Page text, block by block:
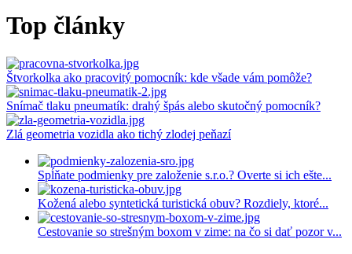
Top články
Štvorkolka ako pracovitý pomocník: kde všade vám pomôže?
Snímač tlaku pneumatík: drahý špás alebo skutočný pomocník?
Zlá geometria vozidla ako tichý zlodej peňazí
Spĺňate podmienky pre založenie s.r.o.? Overte si ich ešte...
Kožená alebo syntetická turistická obuv? Rozdiely, ktoré...
Cestovanie so strešným boxom v zime: na čo si dať pozor v...